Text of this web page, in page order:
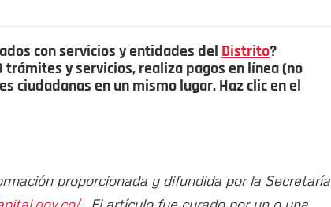
con servicios y entidades del Distrito?
trámites y servicios, realiza pagos en línea (no
ciudadanas en un mismo lugar. Haz clic en el
proporcionada y difundida por la Secretaría